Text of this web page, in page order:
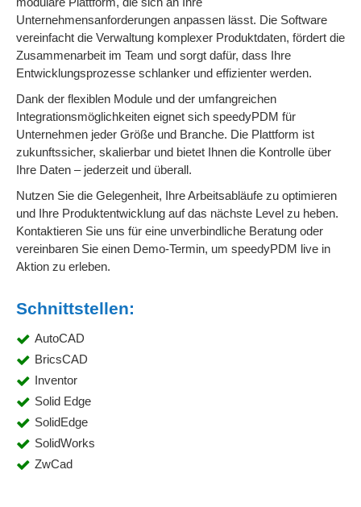
Unternehmensanforderungen anpassen lässt. Die Software
vereinfacht die Verwaltung komplexer Produktdaten, fördert die
Zusammenarbeit im Team und sorgt dafür, dass Ihre
Entwicklungsprozesse schlanker und effizienter werden.
Dank der flexiblen Module und der umfangreichen
Integrationsmöglichkeiten eignet sich speedyPDM für
Unternehmen jeder Größe und Branche. Die Plattform ist
zukunftssicher, skalierbar und bietet Ihnen die Kontrolle über
Ihre Daten – jederzeit und überall.
Nutzen Sie die Gelegenheit, Ihre Arbeitsabläufe zu optimieren
und Ihre Produktentwicklung auf das nächste Level zu heben.
Kontaktieren Sie uns für eine unverbindliche Beratung oder
vereinbaren Sie einen Demo-Termin, um speedyPDM live in
Aktion zu erleben.
Schnittstellen:
AutoCAD
BricsCAD
Inventor
Solid Edge
SolidEdge
SolidWorks
ZwCad